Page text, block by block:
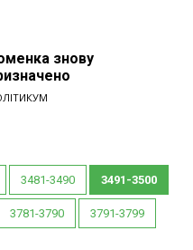
знову
3481-3490 3491-3500
3781-3790 3791-3799